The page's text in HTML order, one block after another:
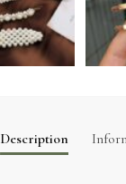
Description